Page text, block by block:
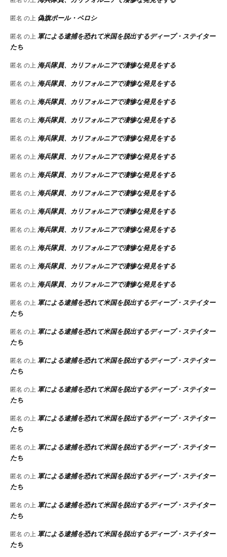
匿名 の上 偽旗ポール・ペロシ
匿名 の上 軍による逮捕を恐れて米国を脱出するディープ・ステイター
たち
匿名 の上 海兵隊員、カリフォルニアで凄惨な発見をする
匿名 の上 海兵隊員、カリフォルニアで凄惨な発見をする
匿名 の上 海兵隊員、カリフォルニアで凄惨な発見をする
匿名 の上 海兵隊員、カリフォルニアで凄惨な発見をする
匿名 の上 海兵隊員、カリフォルニアで凄惨な発見をする
匿名 の上 海兵隊員、カリフォルニアで凄惨な発見をする
匿名 の上 海兵隊員、カリフォルニアで凄惨な発見をする
匿名 の上 海兵隊員、カリフォルニアで凄惨な発見をする
匿名 の上 海兵隊員、カリフォルニアで凄惨な発見をする
匿名 の上 海兵隊員、カリフォルニアで凄惨な発見をする
匿名 の上 海兵隊員、カリフォルニアで凄惨な発見をする
匿名 の上 海兵隊員、カリフォルニアで凄惨な発見をする
匿名 の上 海兵隊員、カリフォルニアで凄惨な発見をする
匿名 の上 軍による逮捕を恐れて米国を脱出するディープ・ステイター
たち
匿名 の上 軍による逮捕を恐れて米国を脱出するディープ・ステイター
たち
匿名 の上 軍による逮捕を恐れて米国を脱出するディープ・ステイター
たち
匿名 の上 軍による逮捕を恐れて米国を脱出するディープ・ステイター
たち
匿名 の上 軍による逮捕を恐れて米国を脱出するディープ・ステイター
たち
匿名 の上 軍による逮捕を恐れて米国を脱出するディープ・ステイター
たち
匿名 の上 軍による逮捕を恐れて米国を脱出するディープ・ステイター
たち
匿名 の上 軍による逮捕を恐れて米国を脱出するディープ・ステイター
たち
匿名 の上 軍による逮捕を恐れて米国を脱出するディープ・ステイター
たち